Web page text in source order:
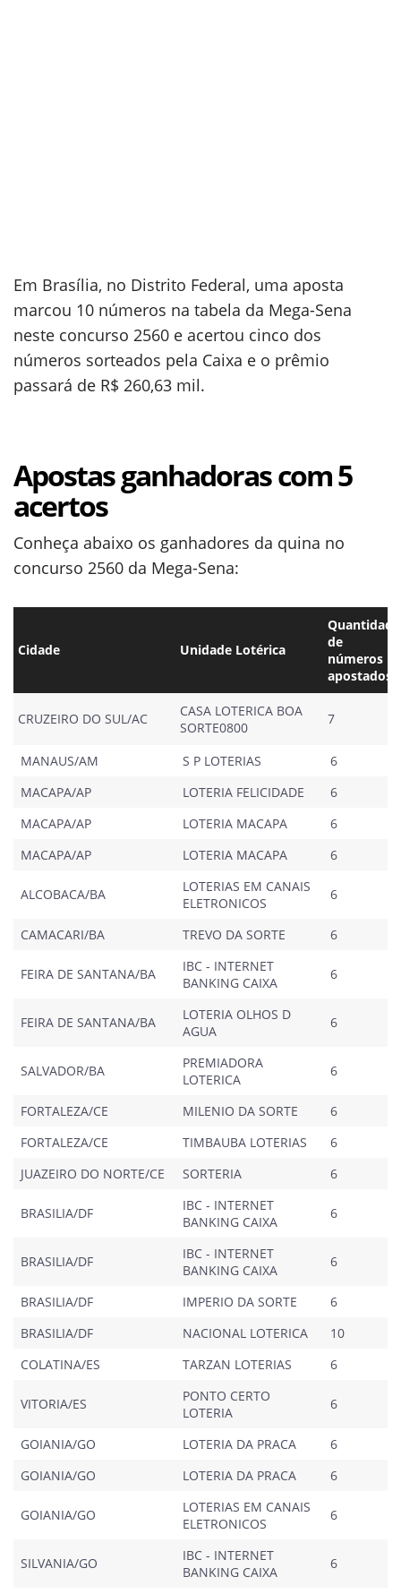
Em Brasília, no Distrito Federal, uma aposta
marcou 10 números na tabela da Mega-Sena
neste concurso 2560 e acertou cinco dos
números sorteados pela Caixa e o prêmio
passará de R$ 260,63 mil.
Apostas ganhadoras com 5
acertos
Conheça abaixo os ganhadores da quina no
concurso 2560 da Mega-Sena:
Cidade Unidade Lotérica
Quantidade
de
números
apostados
CRUZEIRO DO SUL/AC
CASA LOTERICA BOA
SORTE0800
7
MANAUS/AM S P LOTERIAS
6
MACAPA/AP
LOTERIA FELICIDADE
6
MACAPA/AP
LOTERIA MACAPA
6
MACAPA/AP
LOTERIA MACAPA 6
ALCOBACA/BA
LOTERIAS EM CANAIS
ELETRONICOS
6
CAMACARI/BA TREVO DA SORTE 6
FEIRA DE SANTANA/BA
IBC - INTERNET
BANKING CAIXA
6
FEIRA DE SANTANA/BA
LOTERIA OLHOS D
AGUA
6
SALVADOR/BA
PREMIADORA
LOTERICA
6
FORTALEZA/CE MILENIO DA SORTE
6
FORTALEZA/CE
TIMBAUBA LOTERIAS
6
JUAZEIRO DO NORTE/CE
SORTERIA 6
BRASILIA/DF
IBC - INTERNET
BANKING CAIXA
6
BRASILIA/DF
IBC - INTERNET
BANKING CAIXA
6
BRASILIA/DF IMPERIO DA SORTE
6
BRASILIA/DF
NACIONAL LOTERICA
10
COLATINA/ES
TARZAN LOTERIAS 6
VITORIA/ES
PONTO CERTO
LOTERIA
6
GOIANIA/GO LOTERIA DA PRACA
6
GOIANIA/GO
LOTERIA DA PRACA 6
GOIANIA/GO
LOTERIAS EM CANAIS
ELETRONICOS
6
SILVANIA/GO
IBC - INTERNET
BANKING CAIXA
6